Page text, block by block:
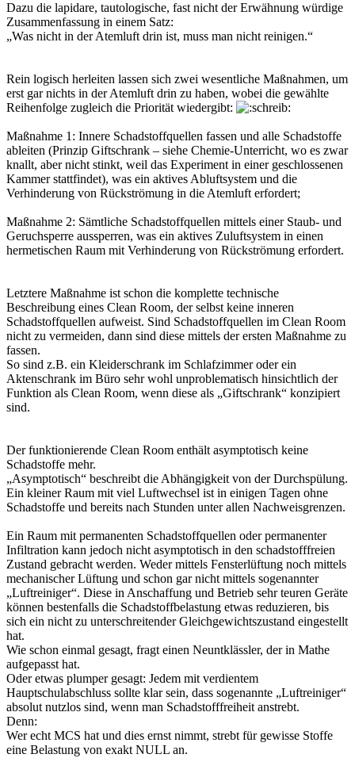
Dazu die lapidare, tautologische, fast nicht der Erwähnung würdige
Zusammenfassung in einem Satz:
„Was nicht in der Atemluft drin ist, muss man nicht reinigen.“
Rein logisch herleiten lassen sich zwei wesentliche Maßnahmen, um
erst gar nichts in der Atemluft drin zu haben, wobei die gewählte
Reihenfolge zugleich die Priorität wiedergibt:
Maßnahme 1: Innere Schadstoffquellen fassen und alle Schadstoffe
ableiten (Prinzip Giftschrank – siehe Chemie-Unterricht, wo es zwar
knallt, aber nicht stinkt, weil das Experiment in einer geschlossenen
Kammer stattfindet), was ein aktives Abluftsystem und die
Verhinderung von Rückströmung in die Atemluft erfordert;
Maßnahme 2: Sämtliche Schadstoffquellen mittels einer Staub- und
Geruchsperre aussperren, was ein aktives Zuluftsystem in einen
hermetischen Raum mit Verhinderung von Rückströmung erfordert.
Letztere Maßnahme ist schon die komplette technische
Beschreibung eines Clean Room, der selbst keine inneren
Schadstoffquellen aufweist. Sind Schadstoffquellen im Clean Room
nicht zu vermeiden, dann sind diese mittels der ersten Maßnahme zu
fassen.
So sind z.B. ein Kleiderschrank im Schlafzimmer oder ein
Aktenschrank im Büro sehr wohl unproblematisch hinsichtlich der
Funktion als Clean Room, wenn diese als „Giftschrank“ konzipiert
sind.
Der funktionierende Clean Room enthält asymptotisch keine
Schadstoffe mehr.
„Asymptotisch“ beschreibt die Abhängigkeit von der Durchspülung.
Ein kleiner Raum mit viel Luftwechsel ist in einigen Tagen ohne
Schadstoffe und bereits nach Stunden unter allen Nachweisgrenzen.
Ein Raum mit permanenten Schadstoffquellen oder permanenter
Infiltration kann jedoch nicht asymptotisch in den schadstofffreien
Zustand gebracht werden. Weder mittels Fensterlüftung noch mittels
mechanischer Lüftung und schon gar nicht mittels sogenannter
„Luftreiniger“. Diese in Anschaffung und Betrieb sehr teuren Geräte
können bestenfalls die Schadstoffbelastung etwas reduzieren, bis
sich ein nicht zu unterschreitender Gleichgewichtszustand eingestellt
hat.
Wie schon einmal gesagt, fragt einen Neuntklässler, der in Mathe
aufgepasst hat.
Oder etwas plumper gesagt: Jedem mit verdientem
Hauptschulabschluss sollte klar sein, dass sogenannte „Luftreiniger“
absolut nutzlos sind, wenn man Schadstofffreiheit anstrebt.
Denn:
Wer echt MCS hat und dies ernst nimmt, strebt für gewisse Stoffe
eine Belastung von exakt NULL an.